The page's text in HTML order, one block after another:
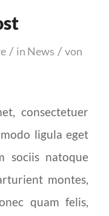
/ in News / von
consectetuer
ligula eget
sociis natoque
montes,
quam felis,